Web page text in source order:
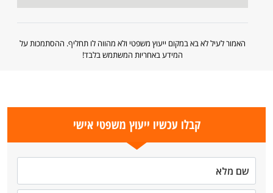
האמור לעיל לא בא במקום ייעוץ משפטי ולא מהווה לו תחליף. ההסתמכות על
המידע באחריות המשתמש בלבד!
קבלו עכשיו ייעוץ משפטי אישי